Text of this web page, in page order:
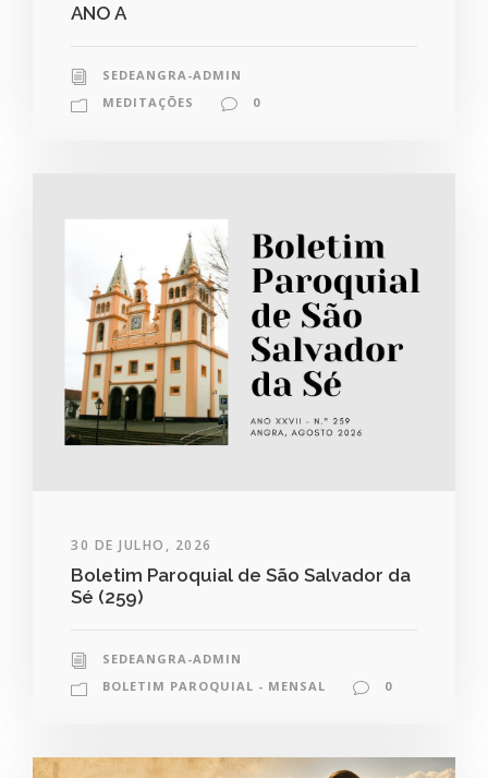
ANO A
SEDEANGRA-ADMIN
MEDITAÇÕES
0
30 DE JULHO, 2026
Boletim Paroquial de São Salvador da
Sé (259)
SEDEANGRA-ADMIN
BOLETIM PAROQUIAL - MENSAL
0